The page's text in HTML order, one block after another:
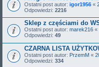
Ostatni post autor: igor1956 «
Odpowiedzi: 2216
Sklep z częściami do
Ostatni post autor: marek216 «
Odpowiedzi: 49
CZARNA LISTA
Ostatni post autor: PrzemM «
Odpowiedzi: 334